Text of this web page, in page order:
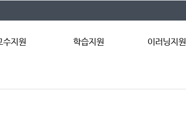
수지원
교육
학습지원
튜터링GO
이러닝지원
사이버강의